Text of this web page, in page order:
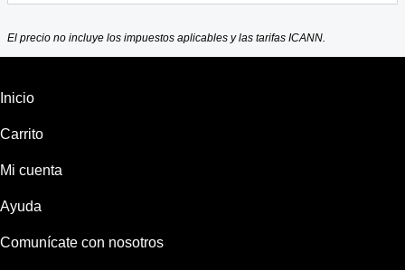
El precio no incluye los impuestos aplicables y las tarifas ICANN.
Inicio
Carrito
Mi cuenta
Ayuda
Comunícate con nosotros